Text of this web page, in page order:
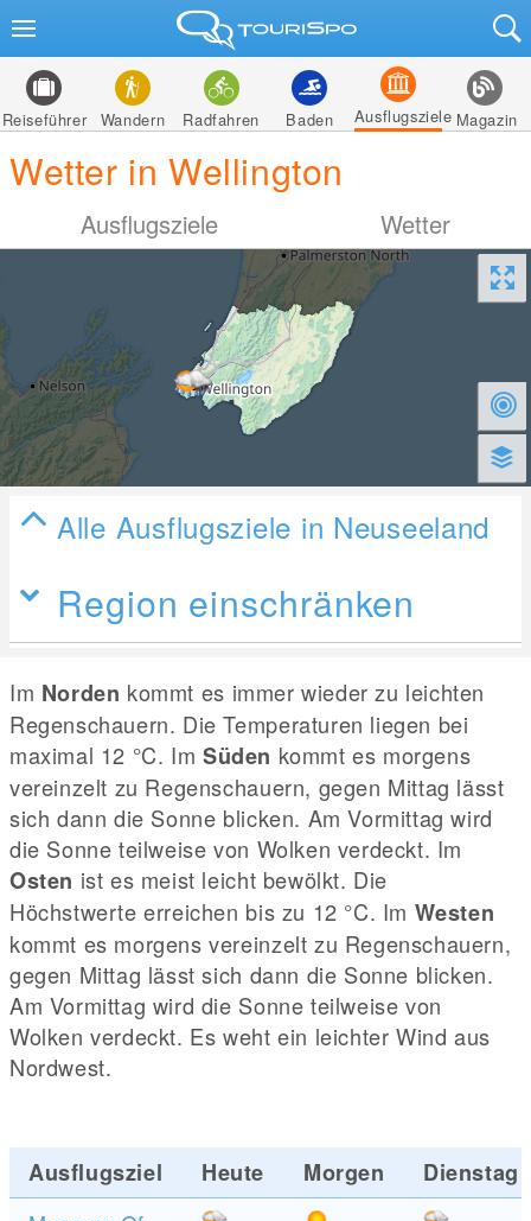
Reiseführer Wandern Radfahren Baden Ausflugsziele Magazin
Wetter in Wellington
Ausflugsziele Wetter
Alle Ausflugsziele in Neuseeland
Region einschränken
Im Norden kommt es immer wieder zu leichten
Regenschauern. Die Temperaturen liegen bei
maximal 12 °C. Im Süden kommt es morgens
vereinzelt zu Regenschauern, gegen Mittag lässt
sich dann die Sonne blicken. Am Vormittag wird
die Sonne teilweise von Wolken verdeckt. Im
Osten ist es meist leicht bewölkt. Die
Höchstwerte erreichen bis zu 12 °C. Im Westen
kommt es morgens vereinzelt zu Regenschauern,
gegen Mittag lässt sich dann die Sonne blicken.
Am Vormittag wird die Sonne teilweise von
Wolken verdeckt. Es weht ein leichter Wind aus
Nordwest.
Ausflugsziel Heute Morgen
Dienstag